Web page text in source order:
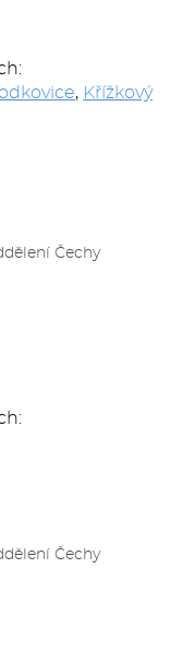
, Křížkový
Čechy
Čechy